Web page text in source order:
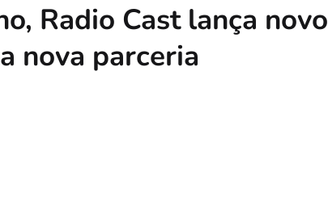
Radio Cast lança novo
nova parceria